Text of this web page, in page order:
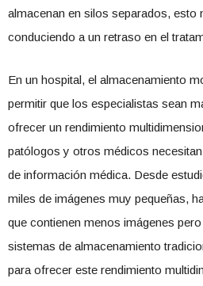
almacenan en silos separados, esto
conduciendo a un retraso en el
En un hospital, el almacenamiento
permitir que los especialistas sean
ofrecer un rendimiento
patólogos y otros médicos
de información médica. Desde
miles de imágenes muy pequeñas,
que contienen menos imágenes
sistemas de almacenamiento
para ofrecer este rendimiento